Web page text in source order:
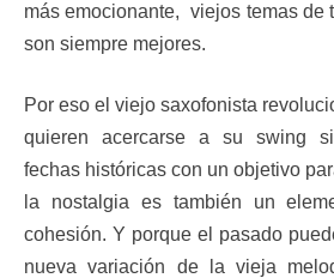
más emocionante, viejos temas de
son siempre mejores.
Por eso el viejo saxofonista
quieren acercarse a su swing
fechas históricas con un objetivo
la nostalgia es también un
cohesión. Y porque el pasado
nueva variación de la vieja